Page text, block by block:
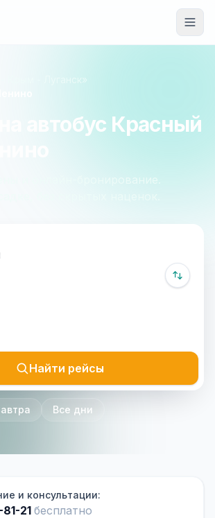
»
автобус Красный
и онлайн-бронирование.
Найти рейсы
Все дни
и консультации:
21 бесплатно